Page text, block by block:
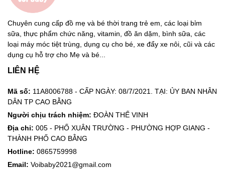
Chuyên cung cấp đồ mẹ và bé thời trang trẻ em, các loại bỉm
sữa, thực phẩm chức năng, vitamin, đồ ăn dặm, bình sữa, các
loại máy móc tiệt trùng, dụng cụ cho bé, xe đẩy xe nôi, cũi và các
dụng cụ hỗ trợ cho Mẹ và bé...
LIÊN HỆ
Mã số: 11A8006788 - CẤP NGÀY: 08/7/2021. TẠI: ỦY BAN NHÂN
DÂN TP CAO BẰNG
Người chịu trách nhiệm: ĐOÀN THẾ VINH
Địa chỉ: 005 - PHỐ XUÂN TRƯỜNG - PHƯỜNG HỢP GIANG -
THÀNH PHỐ CAO BẰNG
Hotline: 0865759998
Email: Voibaby2021@gmail.com